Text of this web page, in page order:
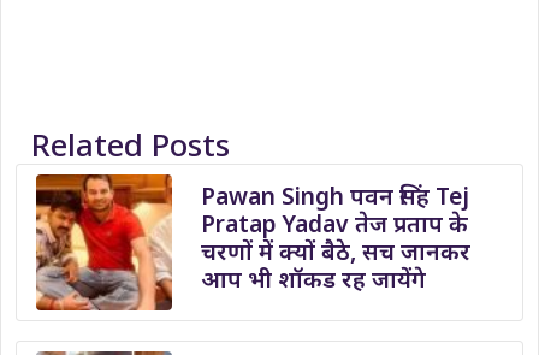
Related Posts
Pawan Singh पवन सिंह Tej
Pratap Yadav तेज प्रताप के
चरणों में क्यों बैठे, सच जानकर
आप भी शॉकड रह जायेंगे